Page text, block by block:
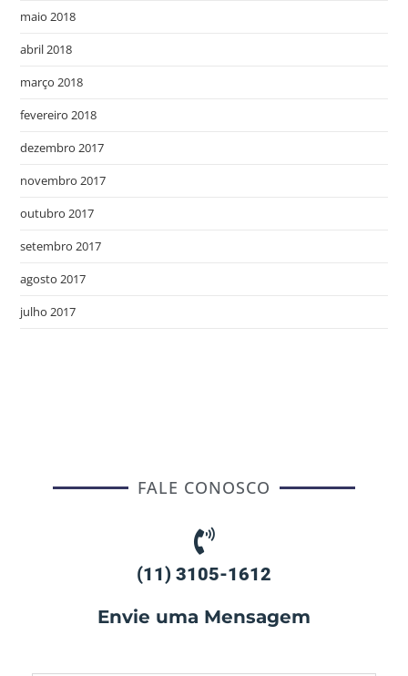
maio 2018
abril 2018
março 2018
fevereiro 2018
dezembro 2017
novembro 2017
outubro 2017
setembro 2017
agosto 2017
julho 2017
FALE CONOSCO
(11) 3105-1612
Envie uma Mensagem